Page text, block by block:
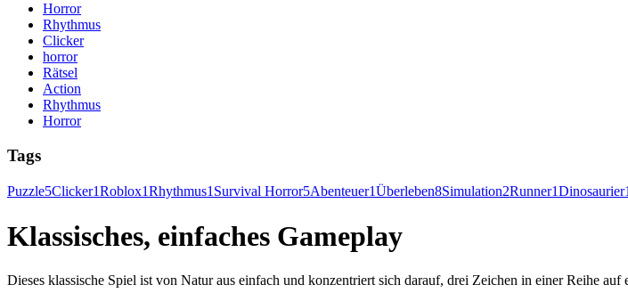
Horror
Rhythmus
Clicker
horror
Rätsel
Action
Rhythmus
Horror
Tags
Puzzle5Clicker1Roblox1Rhythmus1 Survival Horror5Abenteuer1Überleben8Simulation2Runner1Dinosaurier1
Klassisches, einfaches Gameplay
Dieses klassische Spiel ist von Natur aus einfach und konzentriert sich darauf, drei Zeichen in einer Reihe